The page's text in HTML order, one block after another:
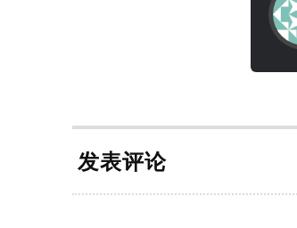
发表评论